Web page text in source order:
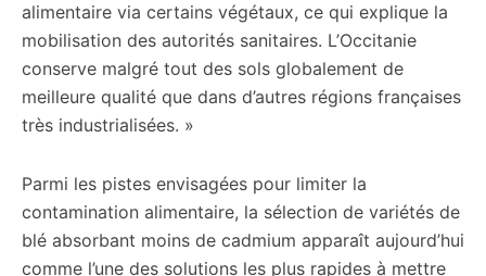
alimentaire via certains végétaux, ce qui explique la
mobilisation des autorités sanitaires. L’Occitanie
conserve malgré tout des sols globalement de
meilleure qualité que dans d’autres régions françaises
très industrialisées. »
Parmi les pistes envisagées pour limiter la
contamination alimentaire, la sélection de variétés de
blé absorbant moins de cadmium apparaît aujourd’hui
comme l’une des solutions les plus rapides à mettre